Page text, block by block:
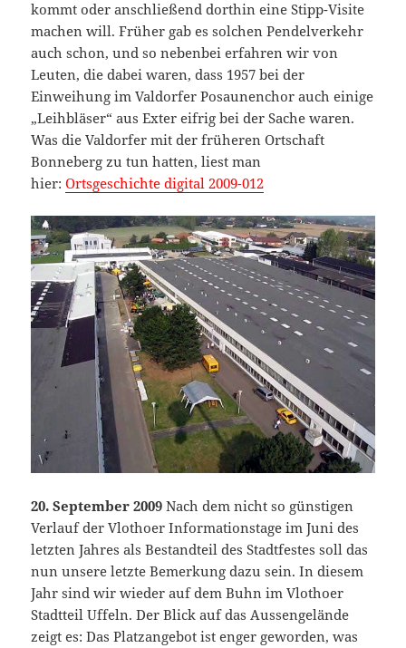
kommt oder anschließend dorthin eine Stipp-Visite
machen will. Früher gab es solchen Pendelverkehr
auch schon, und so nebenbei erfahren wir von
Leuten, die dabei waren, dass 1957 bei der
Einweihung im Valdorfer Posaunenchor auch einige
„Leihbläser“ aus Exter eifrig bei der Sache waren.
Was die Valdorfer mit der früheren Ortschaft
Bonneberg zu tun hatten, liest man
hier:Ortsgeschichte digital 2009-012
20. September 2009Nach dem nicht so günstigen
Verlauf der Vlothoer Informationstage im Juni des
letzten Jahres als Bestandteil des Stadtfestes soll das
nun unsere letzte Bemerkung dazu sein. In diesem
Jahr sind wir wieder auf dem Buhn im Vlothoer
Stadtteil Uffeln. Der Blick auf das Aussengelände
zeigt es: Das Platzangebot ist enger geworden, was